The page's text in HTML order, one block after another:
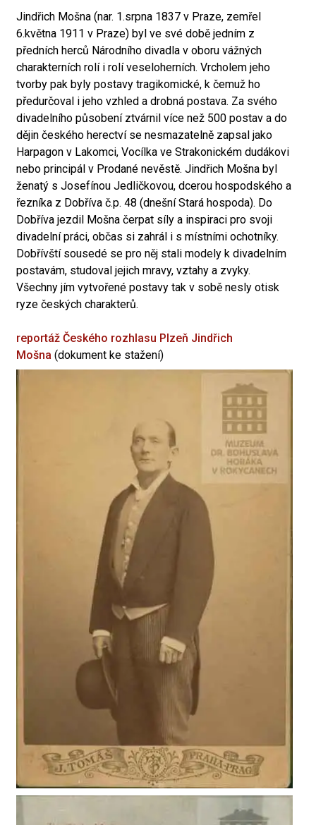
Jindřich Mošna (nar. 1.srpna 1837 v Praze, zemřel
6.května 1911 v Praze) byl ve své době jedním z
předních herců Národního divadla v oboru vážných
charakterních rolí i rolí veseloherních. Vrcholem jeho
tvorby pak byly postavy tragikomické, k čemuž ho
předurčoval i jeho vzhled a drobná postava. Za svého
divadelního působení ztvárnil více než 500 postav a do
dějin českého herectví se nesmazatelně zapsal jako
Harpagon v Lakomci, Vocílka ve Strakonickém dudákovi
nebo principál v Prodané nevěstě. Jindřich Mošna byl
ženatý s Josefínou Jedličkovou, dcerou hospodského a
řezníka z Dobříva č.p. 48 (dnešní Stará hospoda). Do
Dobříva jezdil Mošna čerpat síly a inspiraci pro svoji
divadelní práci, občas si zahrál i s místními ochotníky.
Dobřívští sousedé se pro něj stali modely k divadelním
postavám, studoval jejich mravy, vztahy a zvyky.
Všechny jím vytvořené postavy tak v sobě nesly otisk
ryze českých charakterů.
reportáž Českého rozhlasu Plzeň Jindřich
Mošna (dokument ke stažení)